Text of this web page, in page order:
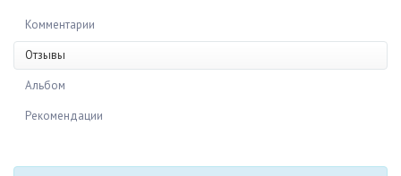
Комментарии
Отзывы
Альбом
Рекомендации